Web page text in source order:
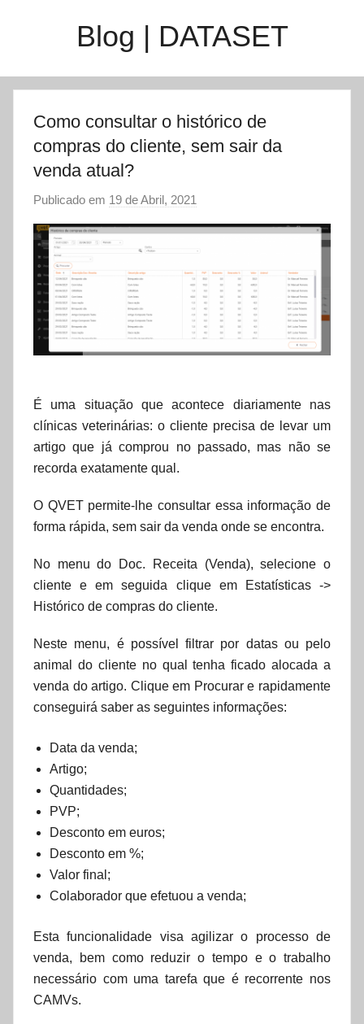
Blog | DATASET
Como consultar o histórico de
compras do cliente, sem sair da
venda atual?
Publicado em 19 de Abril, 2021
o
É uma situação que acontece diariamente nas
clínicas veterinárias: o cliente precisa de levar um
artigo que já comprou no passado, mas não se
recorda exatamente qual.
O QVET permite-lhe consultar essa informação de
forma rápida, sem sair da venda onde se encontra.
No menu do Doc. Receita (Venda), selecione o
cliente e em seguida clique em Estatísticas ->
Histórico de compras do cliente.
Neste menu, é possível filtrar por datas ou pelo
animal do cliente no qual tenha ficado alocada a
venda do artigo. Clique em Procurar e rapidamente
conseguirá saber as seguintes informações:
Data da venda;
Artigo;
Quantidades;
PVP;
Desconto em euros;
Desconto em %;
Valor final;
Colaborador que efetuou a venda;
Esta funcionalidade visa agilizar o processo de
venda, bem como reduzir o tempo e o trabalho
necessário com uma tarefa que é recorrente nos
CAMVs.